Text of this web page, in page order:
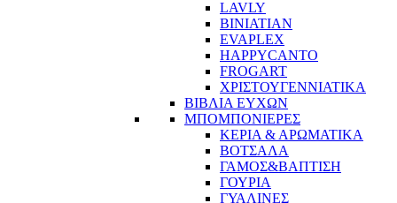
LAVLY
BINIATIAN
EVAPLEX
HAPPYCANTO
FROGART
ΧΡΙΣΤΟΥΓΕΝΝΙΑΤΙΚΑ
ΒΙΒΛΙΑ ΕΥΧΩΝ
ΜΠΟΜΠΟΝΙΕΡΕΣ
ΚΕΡΙΑ & ΑΡΩΜΑΤΙΚΑ
ΒΟΤΣΑΛΑ
ΓΑΜΟΣ&ΒΑΠΤΙΣΗ
ΓΟΥΡΙΑ
ΓΥΑΛΙΝΕΣ